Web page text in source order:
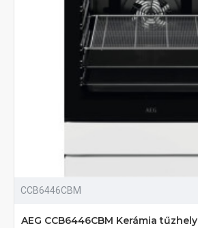
CCB6446CBM
AEG CCB6446CBM Kerámia tűzhely